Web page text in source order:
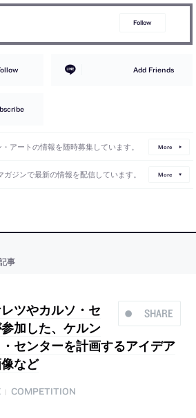
Follow
Add Friends
アートの情報を随時募集しています。 More
ガジンで最新の情報を配信しています。 More
事
SHARE
ツやカルソ・セ
加した、ケルン
センターを計画するアイデア
など
COMPETITION